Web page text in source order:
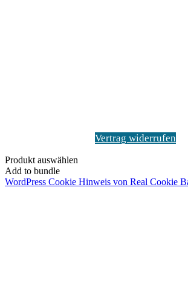
Vertrag widerrufen
Produkt auswählen
Add to bundle
WordPress Cookie Hinweis von Real Cookie